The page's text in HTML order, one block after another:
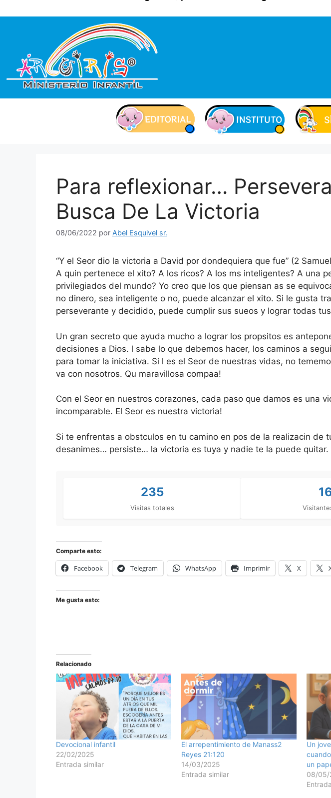
Para reflexionar…
Busca De La Victoria
08/06/2022 por Abel Esquivel sr.
“Y el Seor dio la victoria a David por dondequiera que fue” (2
A quin pertenece el xito? A los ricos? A los ms inteligentes? A una
privilegiados del mundo? Yo creo que los que piensan as se
no dinero, sea inteligente o no, puede alcanzar el xito. Si le gusta
perseverante y decidido, puede cumplir sus sueos y lograr todas
Un gran secreto que ayuda mucho a lograr los propsitos es
decisiones a Dios. l sabe lo que debemos hacer, los caminos a
para tomar la iniciativa. Si l es el Seor de nuestras vidas, no
va con nosotros. Qu maravillosa compaa!
Con el Seor en nuestros corazones, cada paso que damos es una
incomparable. El Seor es nuestra victoria!
Si te enfrentas a obstculos en tu camino en pos de la realizacin de
desanimes… persiste… la victoria es tuya y nadie te la puede quitar.
235
Visitas totales
Comparte esto:
Facebook Telegram WhatsApp Imprimir X
Me gusta esto:
Relacionado
Devocional infantil
22/02/2025
Entrada similar
El arrepentimiento de Manass2
Reyes 21:120
14/03/2025
Entrada similar
Un
un
08/05/